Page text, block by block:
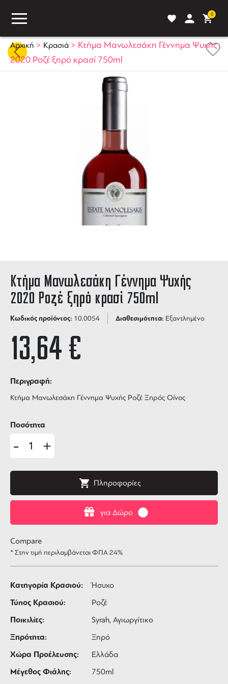
0
ΣΥΓΚΡΙΣΗ
Αρχική > Κρασιά > Κτήμα Μανωλεσάκη Γέννημα Ψυχής
2020 Ροζέ ξηρό κρασί 750ml
Κτήμα Μανωλεσάκη Γέννημα Ψυχής
2020 Ροζέ ξηρό κρασί 750ml
Κωδικός προϊόντος: 10.0054 Διαθεσιμότητα: Εξαντλημένο
13,64€
Περιγραφή:
Κτήμα Μανωλεσάκη Γέννημα Ψυχής Ροζέ Ξηρός Οίνος
για Δώρο
Ποσότητα
- +
Πληροφορίες
Compare
* Στην τιμή περιλαμβάνεται ΦΠΑ 24%
Κατηγορία Κρασιού: Ήσυχο
Τύπος Κρασιού: Ροζέ
Ποικιλίες: Syrah, Αγιωργίτικο
Ξηρότητα: Ξηρό
Χώρα Προέλευσης: Ελλάδα
Μέγεθος Φιάλης: 750ml